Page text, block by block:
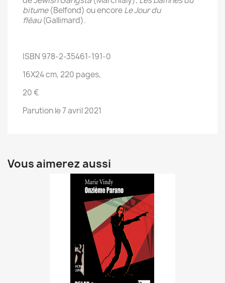
bitume(Belfond) ou encoreLe Jour du
fléau(Gallimard).
ISBN 978-2-35461-191-0
16X24 cm, 220 pages,
20 €
Parution le 7 avril 2021
Vous aimerez aussi